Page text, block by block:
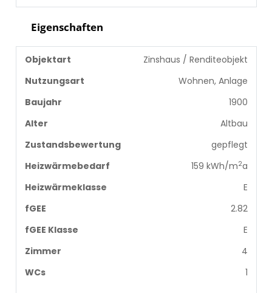
Eigenschaften
Objektart
Zinshaus / Renditeobjekt
Nutzungsart
Wohnen, Anlage
Baujahr
1900
Alter
Altbau
Zustandsbewertung
gepflegt
Heizwärmebedarf
159 kWh/m2a
Heizwärmeklasse
E
fGEE
2.82
fGEE Klasse
E
Zimmer
4
WCs
1